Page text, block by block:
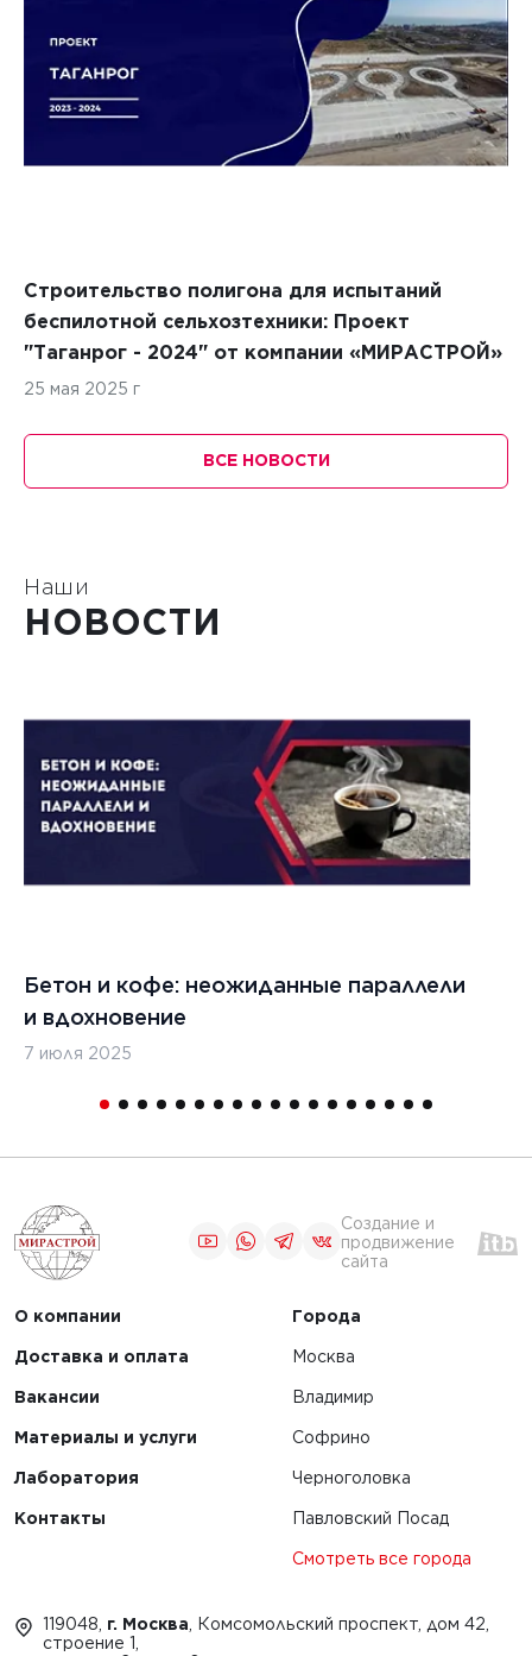
Строительство полигона для испытаний
беспилотной сельхозтехники: Проект
"Таганрог - 2024" от компании «МИРАСТРОЙ»
25 мая 2025 г
ВСЕ НОВОСТИ
Наши
НОВОСТИ
Бетон и кофе: неожиданные параллели
и вдохновение
7 июля 2025
Создание и
продвижение
сайта
О компании
Доставка и оплата
Вакансии
Материалы и услуги
Лаборатория
Контакты
Города
Москва
Владимир
Софрино
Черноголовка
Павловский Посад
Смотреть все города
119048, г. Москва , Комсомольский проспект, дом 42,
строение 1,